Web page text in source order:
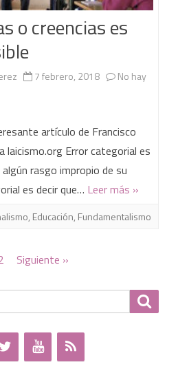
o creencias es
7 febrero, 2018
No hay
artículo de Francisco
laicismo.org Error categorial es
rasgo impropio de su
es decir que… Leer más »
, Educación, Fundamentalismo
Siguiente »